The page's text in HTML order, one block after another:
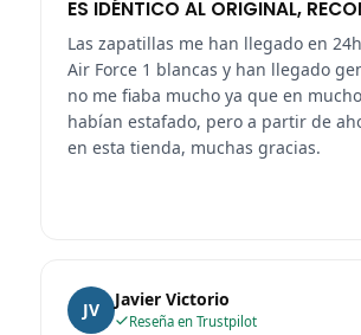
ES IDÉNTICO AL ORIGINAL,
Las zapatillas me han llegado en
Air Force 1 blancas y han llegado
no me fiaba mucho ya que en
habían estafado, pero a partir de
en esta tienda, muchas gracias.
JV Javier Victorio
Reseña en Trustpilot